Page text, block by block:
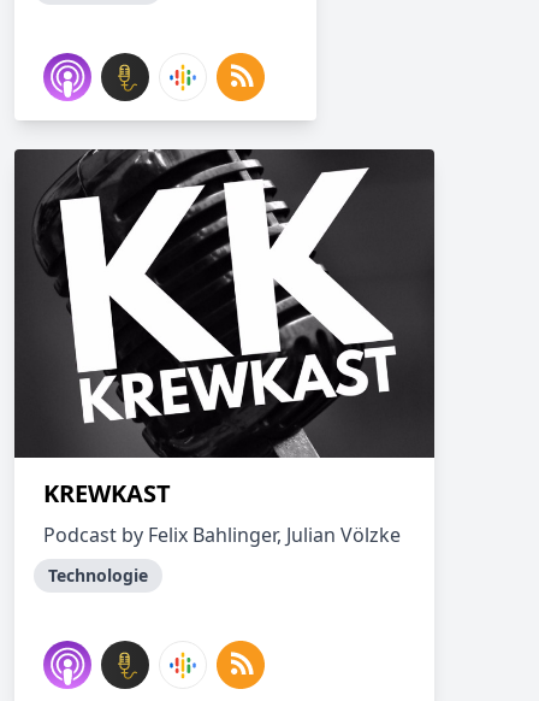
KREWKAST
Podcast by Felix Bahlinger, Julian Völzke
Technologie